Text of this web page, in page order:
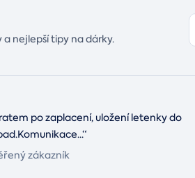
nejlepší tipy na dárky.
po zaplacení, uložení letenky do
...“
zákazník